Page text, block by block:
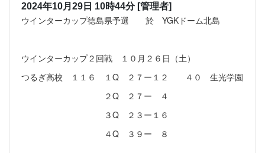
2024年10月29日 10時44分 [管理者]
ウインターカップ徳島県予選 於 YGKドーム北島
ウインターカップ２回戦 １０月２６日（土）
つるぎ高校 １１６ １Q ２７ー１２ ４０ 生光学園
２Q ２７ー ４
３Q ２３ー１６
４Q ３９ー ８